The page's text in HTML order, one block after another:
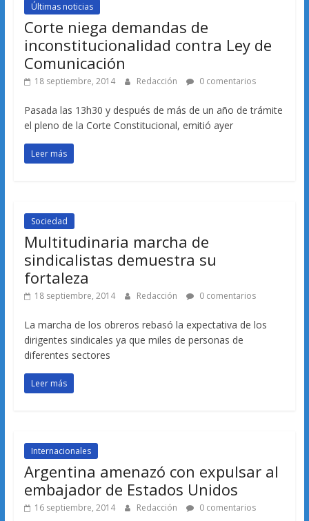
Últimas noticias
Corte niega demandas de
inconstitucionalidad contra Ley de
Comunicación
18 septiembre, 2014 Redacción 0 comentarios
Pasada las 13h30 y después de más de un año de trámite
el pleno de la Corte Constitucional, emitió ayer
Leer más
Sociedad
Multitudinaria marcha de
sindicalistas demuestra su
fortaleza
18 septiembre, 2014 Redacción 0 comentarios
La marcha de los obreros rebasó la expectativa de los
dirigentes sindicales ya que miles de personas de
diferentes sectores
Leer más
Internacionales
Argentina amenazó con expulsar al
embajador de Estados Unidos
16 septiembre, 2014 Redacción 0 comentarios